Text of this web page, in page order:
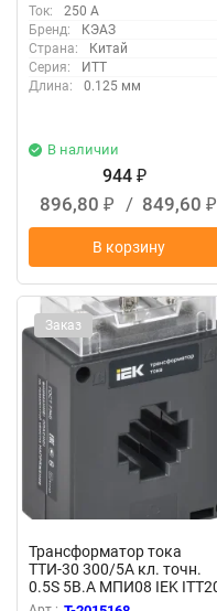
Ток:
250 А
Бренд:
КЭАЗ
Страна:
Китай
Серия:
ИТТ
Длина:
0.125 мм
В наличии
944 ₽
896,80 ₽ / 849,60 ₽
В корзину
Заказ
Трансформатор тока
ТТИ-30 300/5А кл. точн.
0.5S 5В.А МПИ08 IEK
3-05-0300-08